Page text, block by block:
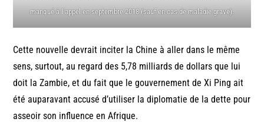
manqué à l’appel en septembre 2018 (sauf en cas de maladie grave).
Cette nouvelle devrait inciter la Chine à aller dans le même
sens, surtout, au regard des 5,78 milliards de dollars que lui
doit la Zambie, et du fait que le gouvernement de Xi Ping ait
été auparavant accusé d’utiliser la diplomatie de la dette pour
asseoir son influence en Afrique.